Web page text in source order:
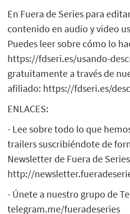
En Fuera de Series para
contenido en audio y video
Puedes leer sobre cómo lo
https://fdseri.es/usando-
gratuitamente a través de
afiliado: https://fdseri.es/
ENLACES:
- Lee sobre todo lo que
trailers suscribiéndote de
Newsletter de Fuera de
http://
- Únete a nuestro grupo de
telegram.me/fueradeseries